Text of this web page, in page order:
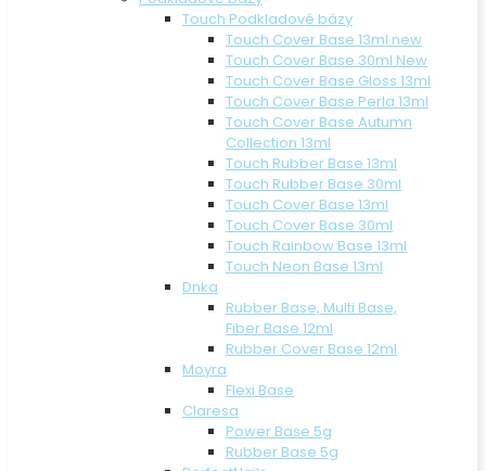
Touch Podkladové bázy
Touch Cover Base 13ml new
Touch Cover Base 30ml New
Touch Cover Base Gloss 13ml
Touch Cover Base Perla 13ml
Touch Cover Base Autumn
Collection 13ml
Touch Rubber Base 13ml
Touch Rubber Base 30ml
Touch Cover Base 13ml
Touch Cover Base 30ml
Touch Rainbow Base 13ml
Touch Neon Base 13ml
Dnka
Rubber Base, Multi Base,
Fiber Base 12ml
Rubber Cover Base 12ml
Moyra
Flexi Base
Claresa
Power Base 5g
Rubber Base 5g